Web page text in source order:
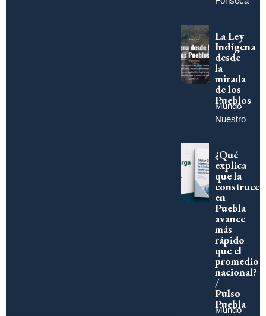
La Ley
Indígena
desde
la
mirada
de los
Pueblos
Mundo
Nuestro
¿Qué
explica
que la
en
Puebla
avance
más
rápido
que el
promedio
nacional?
/
Pulso
Puebla
Mundo